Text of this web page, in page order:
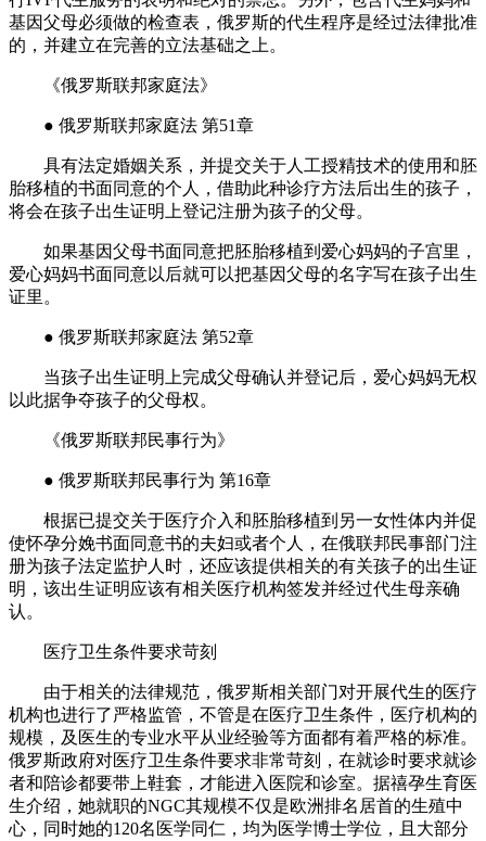
基因父母必须做的检查表，俄罗斯的代生程序是经过法律批准
的，并建立在完善的立法基础之上。
《俄罗斯联邦家庭法》
● 俄罗斯联邦家庭法 第51章
具有法定婚姻关系，并提交关于人工授精技术的使用和胚
胎移植的书面同意的个人，借助此种诊疗方法后出生的孩子，
将会在孩子出生证明上登记注册为孩子的父母。
如果基因父母书面同意把胚胎移植到爱心妈妈的子宫里，
爱心妈妈书面同意以后就可以把基因父母的名字写在孩子出生
证里。
● 俄罗斯联邦家庭法 第52章
当孩子出生证明上完成父母确认并登记后，爱心妈妈无权
以此据争夺孩子的父母权。
《俄罗斯联邦民事行为》
● 俄罗斯联邦民事行为 第16章
根据已提交关于医疗介入和胚胎移植到另一女性体内并促
使怀孕分娩书面同意书的夫妇或者个人，在俄联邦民事部门注
册为孩子法定监护人时，还应该提供相关的有关孩子的出生证
明，该出生证明应该有相关医疗机构签发并经过代生母亲确
认。
医疗卫生条件要求苛刻
由于相关的法律规范，俄罗斯相关部门对开展代生的医疗
机构也进行了严格监管，不管是在医疗卫生条件，医疗机构的
规模，及医生的专业水平从业经验等方面都有着严格的标准。
俄罗斯政府对医疗卫生条件要求非常苛刻，在就诊时要求就诊
者和陪诊都要带上鞋套，才能进入医院和诊室。据禧孕生育医
生介绍，她就职的NGC其规模不仅是欧洲排名居首的生殖中
心，同时她的120名医学同仁，均为医学博士学位，且大部分